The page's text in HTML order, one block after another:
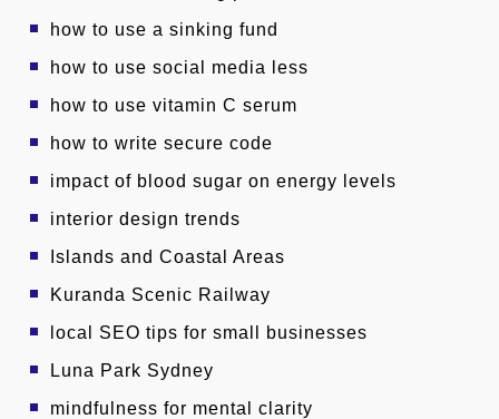
how to use a sinking fund
how to use social media less
how to use vitamin C serum
how to write secure code
impact of blood sugar on energy levels
interior design trends
Islands and Coastal Areas
Kuranda Scenic Railway
local SEO tips for small businesses
Luna Park Sydney
mindfulness for mental clarity